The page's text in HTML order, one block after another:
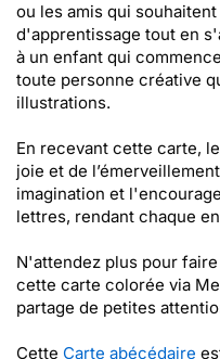
ou les amis qui
d'apprentissage tout en
à un enfant qui
toute personne créative
illustrations.
En recevant cette carte,
joie et de
imagination et
lettres, rendant chaque
N'attendez plus pour
cette carte colorée via
partage de petites
Cette Carte abécédaire